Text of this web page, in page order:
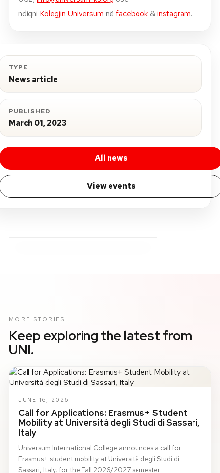
ndiqni Kolegjin Universum në facebook &instagram.
TYPE
News article
PUBLISHED
March 01, 2023
All news
View events
MORE STORIES
Keep exploring the latest from
UNI.
JUNE 16, 2026
Call for Applications: Erasmus+ Student
Mobility at Università degli Studi di Sassari,
Italy
Universum International College announces a call for
Erasmus+ student mobility at Università degli Studi di
Sassari, Italy, for the Fall 2026/2027 semester.